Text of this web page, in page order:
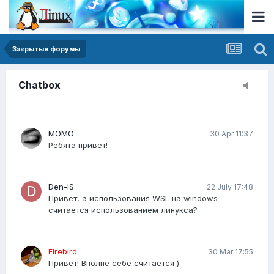
Закрытые форумы
Chatbox
я не спамил у вас ничего на форуме, можете
пожалуйста сделать возможность размещения
публикации?
автоматизации задач?
MOMO 30 Apr 11:37
Ребята привет!
Den-IS 22 July 17:48
Привет, а использования WSL на windows
считается использованием линукса?
Firebird 30 Mar 17:55
Привет! Вполне себе считается )